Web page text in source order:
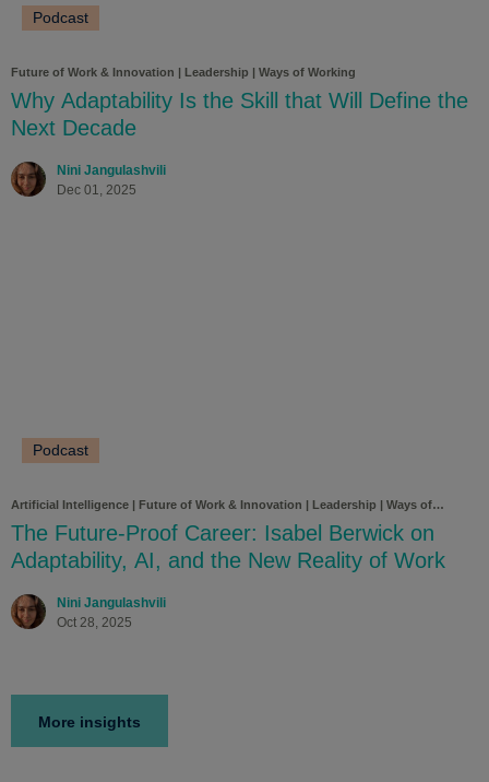
Podcast
Future of Work & Innovation Leadership Ways of Working
Why Adaptability Is the Skill that Will Define the
Next Decade
Nini Jangulashvili
Dec 01, 2025
Podcast
Artificial Intelligence Future of Work & Innovation Leadership
Ways of
Working
The Future-Proof Career: Isabel Berwick on
Adaptability, AI, and the New Reality of Work
Nini Jangulashvili
Oct 28, 2025
More insights